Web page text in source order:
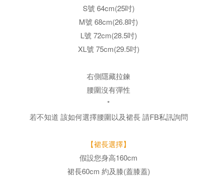
S號 64cm(25吋)
M號 68cm(26.8吋)
L號 72cm(28.5吋)
XL號 75cm(29.5吋)
右側隱藏拉鍊
腰圍沒有彈性
*
若不知道 該如何選擇腰圍以及裙長請FB私訊詢問
【裙長選擇】
假設您身高160cm
裙長60cm 約及膝(蓋膝蓋)